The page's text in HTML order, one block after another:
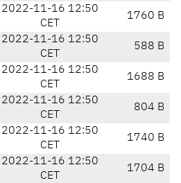
2022-11-16 12:50
CET
1760 B
2022-11-16 12:50
CET
588 B
2022-11-16 12:50
CET
1688 B
2022-11-16 12:50
CET
804 B
2022-11-16 12:50
CET
1740 B
2022-11-16 12:50
CET
1704 B